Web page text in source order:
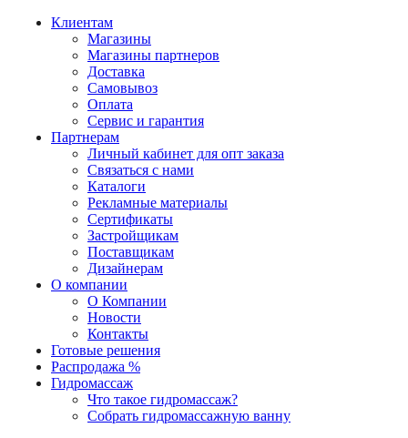
Клиентам
Магазины
Магазины партнеров
Доставка
Самовывоз
Оплата
Сервис и гарантия
Партнерам
Личный кабинет для опт заказа
Связаться с нами
Каталоги
Рекламные материалы
Сертификаты
Застройщикам
Поставщикам
Дизайнерам
О компании
О Компании
Новости
Контакты
Готовые решения
Распродажа %
Гидромассаж
Что такое гидромассаж?
Собрать гидромассажную ванну